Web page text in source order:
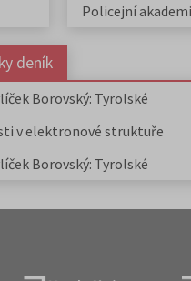
Policejní
deník
Borovský: Tyrolské
v elektronové struktuře
Borovský: Tyrolské